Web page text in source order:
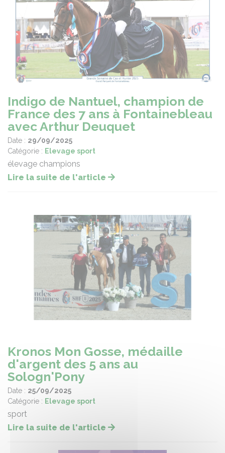
Indigo de Nantuel, champion de
France des 7 ans à Fontainebleau
avec Arthur Deuquet
Date : 29/09/2025
Catégorie : Elevage sport
élevage champions
Lire la suite de l'article
Kronos Mon Gosse, médaille
d'argent des 5 ans au
Sologn'Pony
Date : 25/09/2025
Catégorie : Elevage sport
sport
Lire la suite de l'article